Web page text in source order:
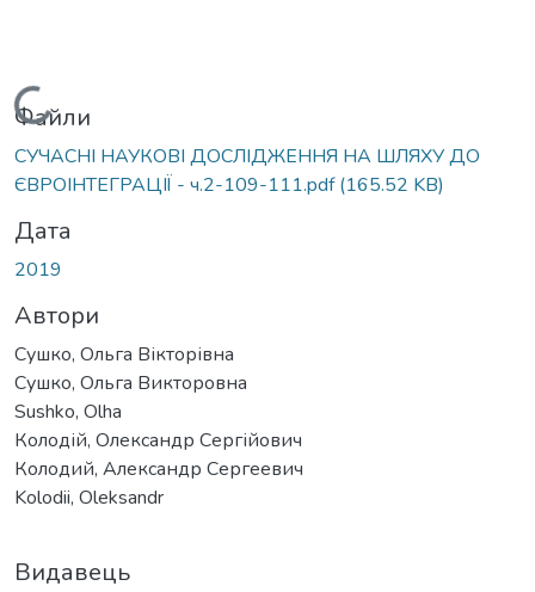
Вантажиться...
Файли
СУЧАСНІ НАУКОВІ ДОСЛІДЖЕННЯ НА ШЛЯХУ ДО
ЄВРОІНТЕГРАЦІЇ - ч.2-109-111.pdf(165.52 KB)
Дата
2019
Автори
Сушко, Ольга Вікторівна
Сушко, Ольга Викторовна
Sushko, Olha
Колодій, Олександр Сергійович
Колодий, Александр Сергеевич
Kolodii, Oleksandr
Видавець